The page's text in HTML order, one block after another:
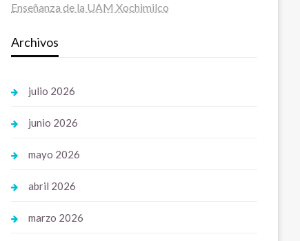
Enseñanza de la UAM Xochimilco
Archivos
julio 2026
junio 2026
mayo 2026
abril 2026
marzo 2026